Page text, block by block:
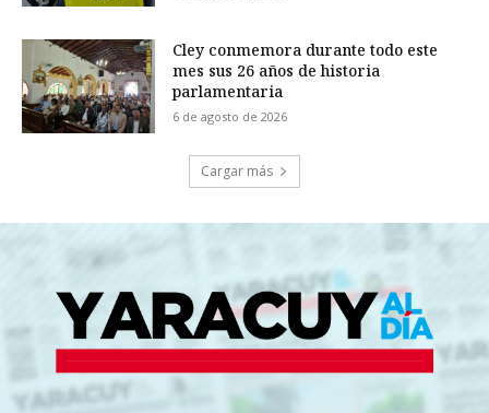
Cley conmemora durante todo este
mes sus 26 años de historia
parlamentaria
6 de agosto de 2026
Cargar más